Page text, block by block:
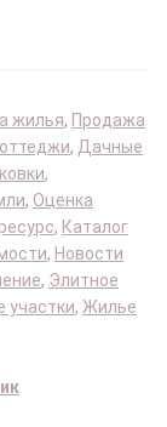
жилья, Продажа
, Дачные
,
, Оценка
, Каталог
, Новости
, Элитное
участки, Жилье